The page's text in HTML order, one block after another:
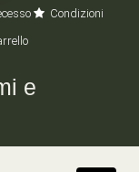
Condizioni
e